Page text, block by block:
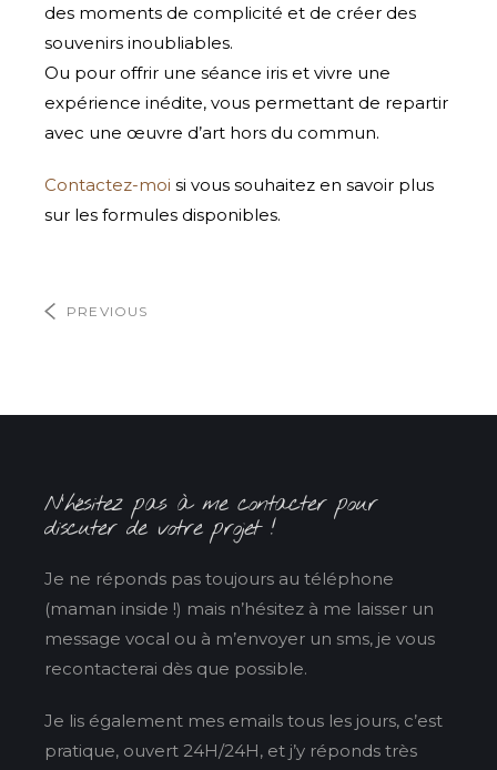
des moments de complicité et de créer des
souvenirs inoubliables.
Ou pour offrir une séance iris et vivre une
expérience inédite, vous permettant de repartir
avec une œuvre d’art hors du commun.
Contactez-moi si vous souhaitez en savoir plus
sur les formules disponibles.
PREVIOUS
N’hésitez pas à me contacter pour
discuter de votre projet !
Je ne réponds pas toujours au téléphone
(maman inside !) mais n’hésitez à me laisser un
message vocal ou à m’envoyer un sms, je vous
recontacterai dès que possible.
Je lis également mes emails tous les jours, c’est
pratique, ouvert 24H/24H, et j’y réponds très